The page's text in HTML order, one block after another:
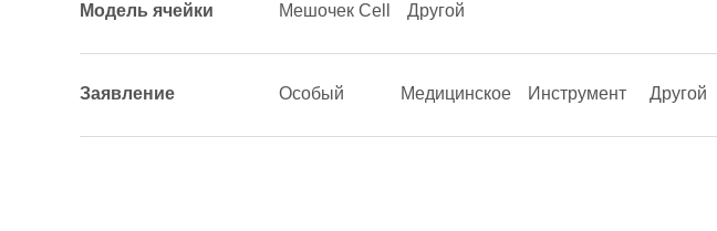
Модель ячейки Мешочек Cell Другой
Заявление Особый Медицинское Инструмент Другой